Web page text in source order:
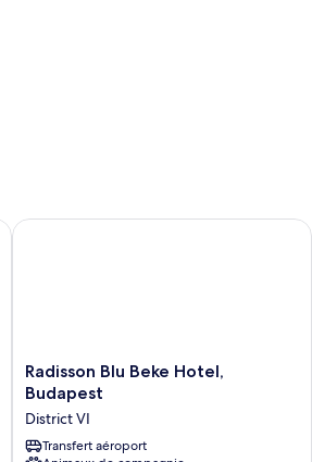
Radisson
Blu
Hotel,
Budapest
Radisson Blu Beke Hotel,
Budapest
District VI
Transfert aéroport
Radisson Blu Beke Hotel, Budapest